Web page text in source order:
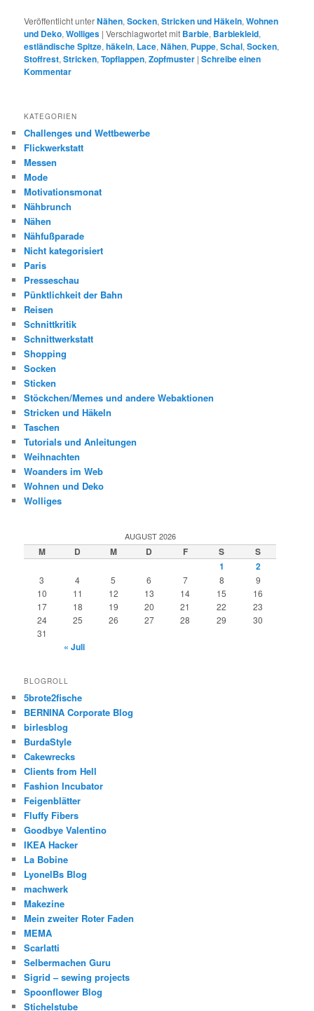
Veröffentlicht unterNähen,Socken,Stricken und Häkeln,Wohnen
und Deko,Wolliges |Verschlagwortet mit Barbie, Barbiekleid,
estländische Spitze,häkeln, Lace,Nähen, Puppe,Schal,Socken,
Stoffrest,Stricken,Topflappen,Zopfmuster |Schreibe einen
Kommentar
KATEGORIEN
Challenges und Wettbewerbe
Flickwerkstatt
Messen
Mode
Motivationsmonat
Nähbrunch
Nähen
Nähfußparade
Nicht kategorisiert
Paris
Presseschau
Pünktlichkeit der Bahn
Reisen
Schnittkritik
Schnittwerkstatt
Shopping
Socken
Sticken
Stöckchen/Memes und andere Webaktionen
Stricken und Häkeln
Taschen
Tutorials und Anleitungen
Weihnachten
Woanders im Web
Wohnen und Deko
Wolliges
AUGUST 2026
M D M D F S
S
1
2
3 4 5 6 7 8
9
10
11 12 13 14 15
16
17
18 19 20 21 22
23
24
25 26 27 28 29
30
31
« Juli
BLOGROLL
5brote2fische
BERNINA Corporate Blog
birlesblog
BurdaStyle
Cakewrecks
Clients from Hell
Fashion Incubator
Feigenblätter
Fluffy Fibers
Goodbye Valentino
IKEA Hacker
La Bobine
LyonelBs Blog
machwerk
Makezine
Mein zweiter Roter Faden
MEMA
Scarlatti
Selbermachen Guru
Sigrid – sewing projects
Spoonflower Blog
Stichelstube